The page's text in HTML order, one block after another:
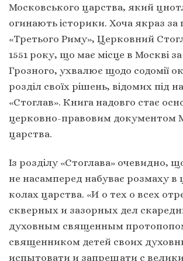
Московського царства, який
огинають історики. Хоча якраз за
«Третього Риму», Церковний
1551 року, що має місце в Москві
Грозного, ухвалює щодо содомії
розділ своїх рішень, відомих під
«Стоглав». Книга надовго стає
церковно-правовим документом
царства.
Із розділу «Стоглава» очевидно,
не насамперед набуває розмаху в
колах царства. «И о тех о всех
скверных и зазорных дел
духовным священным
священником детей своих
испытовати и запрещати с